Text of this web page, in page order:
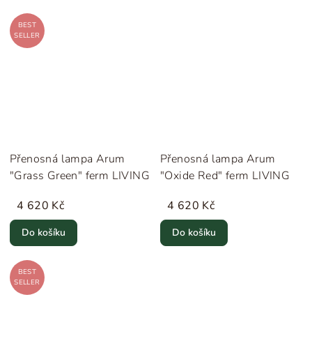
BEST
SELLER
Přenosná lampa Arum
"Grass Green" ferm LIVING
4 620 Kč
Do košíku
Přenosná lampa Arum
"Oxide Red" ferm LIVING
4 620 Kč
Do košíku
BEST
SELLER